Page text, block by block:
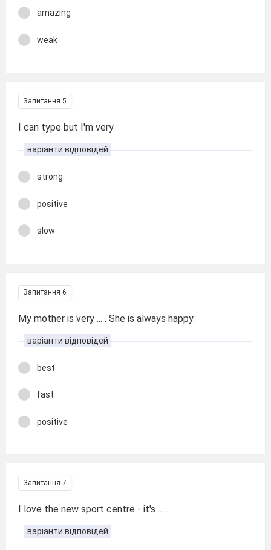
amazing
weak
Запитання 5
I can type but I'm very
варіанти відповідей
strong
positive
slow
Запитання 6
My mother is very ... . She is always happy.
варіанти відповідей
best
fast
positive
Запитання 7
I love the new sport centre - it's ... .
варіанти відповідей